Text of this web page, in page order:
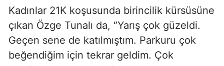
Kadınlar 21K koşusunda birincilik kürsüsüne
çıkan Özge Tunalı da, ‘’Yarış çok güzeldi.
Geçen sene de katılmıştım. Parkuru çok
beğendiğim için tekrar geldim. Çok